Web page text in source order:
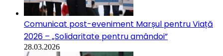
Comunicat post-eveniment Marșul pentru Viață
2026 – „Solidaritate pentru amândoi”
28.03.2026